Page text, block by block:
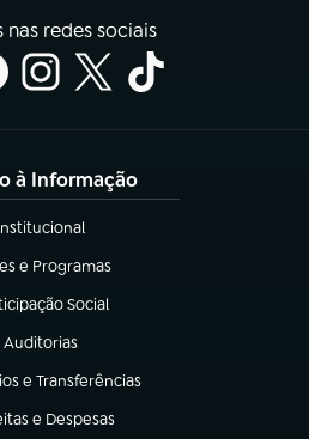
nas redes sociais
à Informação
em nova aba)
e Programas
em nova aba)
Social
em nova aba)
Auditorias
(abre em nova aba)
e Transferências
nova aba)
e Despesas
em nova aba)